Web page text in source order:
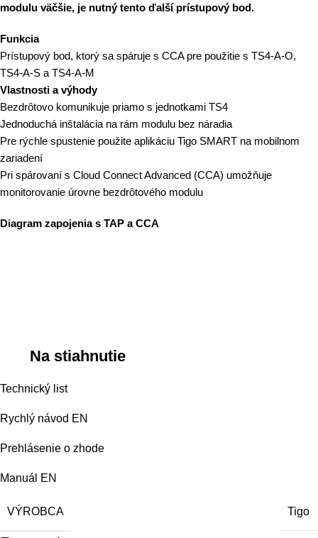
modulu väčšie, je nutný tento ďalší prístupový bod.
Funkcia
Prístupový bod, ktorý sa spáruje s CCA pre použitie s TS4-A-O,
TS4-A-S a TS4-A-M
Vlastnosti a výhody
Bezdrôtovo komunikuje priamo s jednotkami TS4
Jednoduchá inštalácia na rám modulu bez náradia
Pre rýchle spustenie použite aplikáciu Tigo SMART na mobilnom
zariadení
Pri spárovaní s Cloud Connect Advanced (CCA) umožňuje
monitorovanie úrovne bezdrôtového modulu
Diagram zapojenia s TAP aCCA
Na stiahnutie
Technický list
Rychlý návod EN
Prehlásenie o zhode
Manuál EN
VÝROBCA Tigo